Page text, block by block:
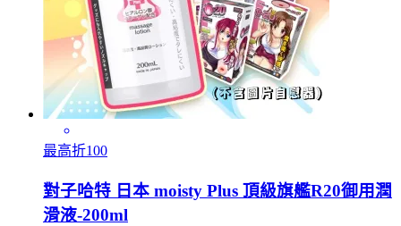
最高折100
對子哈特 日本 moisty Plus 頂級旗艦R20御用潤
滑液-200ml